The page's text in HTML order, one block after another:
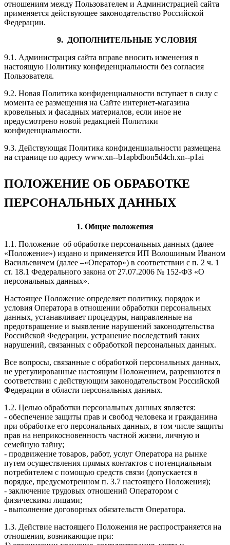
отношениям между Пользователем и Администрацией сайта
применяется действующее законодательство Российской
Федерации.
9. ДОПОЛНИТЕЛЬНЫЕ УСЛОВИЯ
9.1. Администрация сайта вправе вносить изменения в
настоящую Политику конфиденциальности без согласия
Пользователя.
9.2. Новая Политика конфиденциальности вступает в силу с
момента ее размещения на Сайте интернет-магазина
кровельных и фасадных материалов, если иное не
предусмотрено новой редакцией Политики
конфиденциальности.
9.3. Действующая Политика конфиденциальности размещена
на странице по адресу www.xn--b1apbdbon5d4ch.xn--p1ai
ПОЛОЖЕНИЕ ОБ ОБРАБОТКЕ
ПЕРСОНАЛЬНЫХ ДАННЫХ
1. Общие положения
1.1. Положение об обработке персональных данных (далее –
«Положение») издано и применяется ИП Волошиным Иваном
Васильевичем (далее –«Оператор») в соответствии с п. 2 ч. 1
ст. 18.1 Федерального закона от 27.07.2006 № 152-ФЗ «О
персональных данных».
Настоящее Положение определяет политику, порядок и
условия Оператора в отношении обработки персональных
данных, устанавливает процедуры, направленные на
предотвращение и выявление нарушений законодательства
Российской Федерации, устранение последствий таких
нарушений, связанных с обработкой персональных данных.
Все вопросы, связанные с обработкой персональных данных,
не урегулированные настоящим Положением, разрешаются в
соответствии с действующим законодательством Российской
Федерации в области персональных данных.
1.2. Целью обработки персональных данных является:
- обеспечение защиты прав и свобод человека и гражданина
при обработке его персональных данных, в том числе защиты
прав на неприкосновенность частной жизни, личную и
семейную тайну;
- продвижение товаров, работ, услуг Оператора на рынке
путем осуществления прямых контактов с потенциальным
потребителем с помощью средств связи (допускается в
порядке, предусмотренном п. 3.7 настоящего Положения);
- заключение трудовых отношений Оператором с
физическими лицами;
- выполнение договорных обязательств Оператора.
1.3. Действие настоящего Положения не распространяется на
отношения, возникающие при: